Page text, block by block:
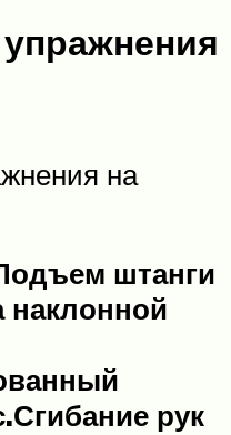
на
штанги
наклонной
Сгибание рук